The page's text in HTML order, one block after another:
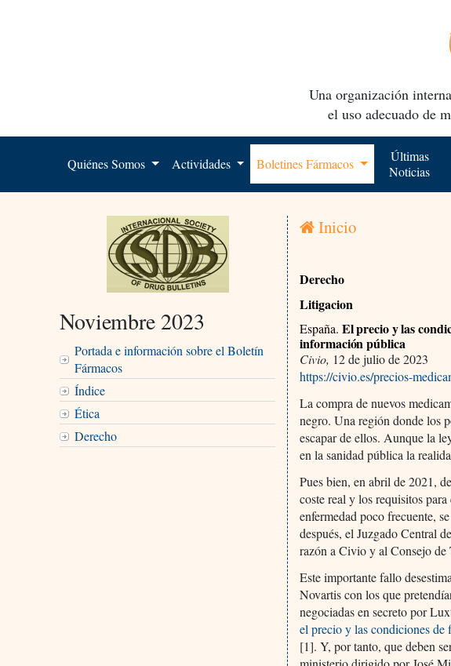
Una organización
el uso adecuado de
Quiénes Somos Actividades Boletines Fármacos
Últimas
Noticias
Noviembre 2023
Portada e información sobre el Boletín
Fármacos
Índice
Ética
Derecho
Inicio
Derecho
Litigacion
España. El precio y las
información pública
Civio, 12 de julio de 2023
https://civio.es/precios-
La compra de nuevos
negro. Una región donde los
escapar de ellos. Aunque la
en la sanidad pública la
Pues bien, en abril de 2021,
coste real y los requisitos
enfermedad poco frecuente,
después, el Juzgado Central
razón a Civio y al Consejo de
Este importante fallo
Novartis con los que
negociadas en secreto por
el precio y las condiciones
[1]. Y, por tanto, que deben